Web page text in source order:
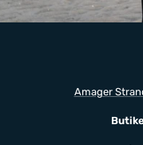
Amager